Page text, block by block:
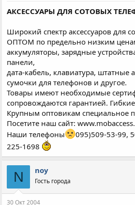
ы
л
а
АКСЕССУАРЫ ДЛЯ СОТОВЫХ
Широкий спектр аксессуаров для
ОПТОМ по предельно низким
аккумуляторы, зарядные
панели,
дата-кабель, клавиатура,
сумочки для телефонов и другое.
Товары имеют необходимые
сопровождаются гарантией.
Крупным оптовикам специальное
Посетите наш сайт:
Наши телефоны
095)509-53-99,
225-1698
N noy
Гость города
30 Окт 2004